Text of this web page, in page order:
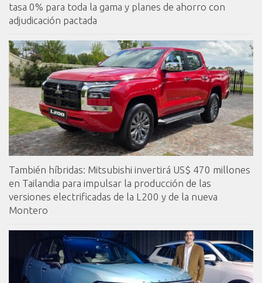
tasa 0% para toda la gama y planes de ahorro con
adjudicación pactada
También híbridas: Mitsubishi invertirá US$ 470 millones
en Tailandia para impulsar la producción de las
versiones electrificadas de la L200 y de la nueva
Montero